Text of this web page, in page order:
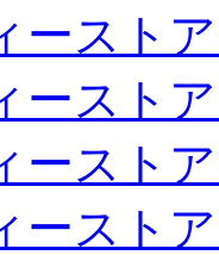
ースト
ースト
ースト
ースト